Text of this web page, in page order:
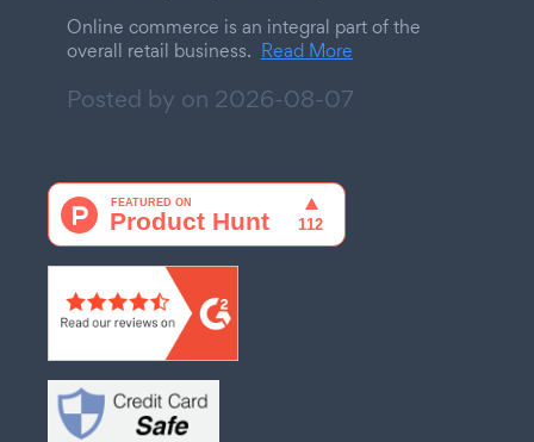
Online commerce is an integral part of the
overall retail business. Read More
Posted by on 2026-08-07